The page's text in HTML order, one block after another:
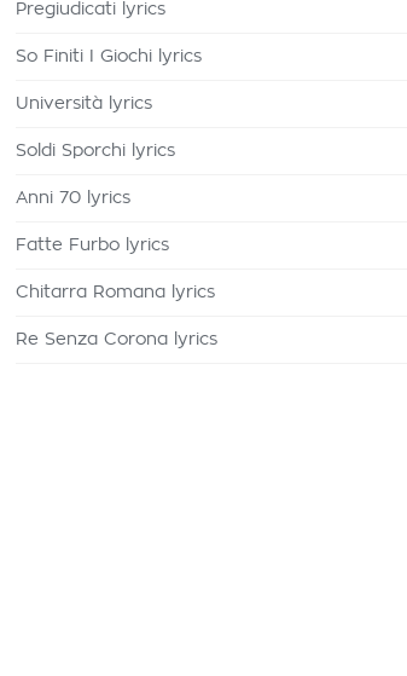
Pregiudicati lyrics
So Finiti I Giochi lyrics
Università lyrics
Soldi Sporchi lyrics
Anni 70 lyrics
Fatte Furbo lyrics
Chitarra Romana lyrics
Re Senza Corona lyrics